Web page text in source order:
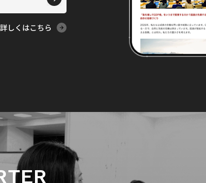
詳しくはこちら